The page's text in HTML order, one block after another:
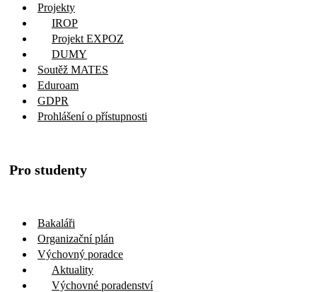
Projekty
IROP
Projekt EXPOZ
DUMY
Soutěž MATES
Eduroam
GDPR
Prohlášení o přístupnosti
Pro studenty
Bakaláři
Organizační plán
Výchovný poradce
Aktuality
Výchovné poradenství